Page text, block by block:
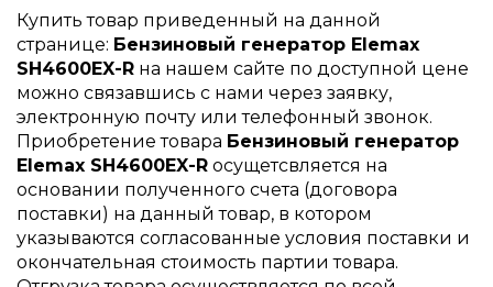
Купить товар приведенный на данной
странице: Бензиновый генератор Elemax
SH4600EX-R на нашем сайте по доступной цене
можно связавшись с нами через заявку,
электронную почту или телефонный звонок.
Приобретение товара Бензиновый генератор
Elemax SH4600EX-R осущетсвляется на
основании полученного счета (договора
поставки) на данный товар, в котором
указываются согласованные условия поставки и
окончательная стоимость партии товара.